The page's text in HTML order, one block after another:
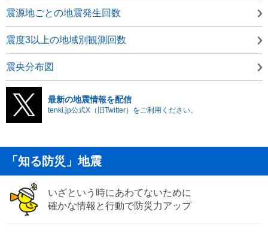
震源地ごとの地震発生回数
震度3以上の地域別観測回数
震央分布図
最新の地震情報を配信
tenki.jp公式X（旧Twitter）をご利用ください。
「知る防災」地震
いざという時にあわてないために
確かな情報と行動で防災力アップ